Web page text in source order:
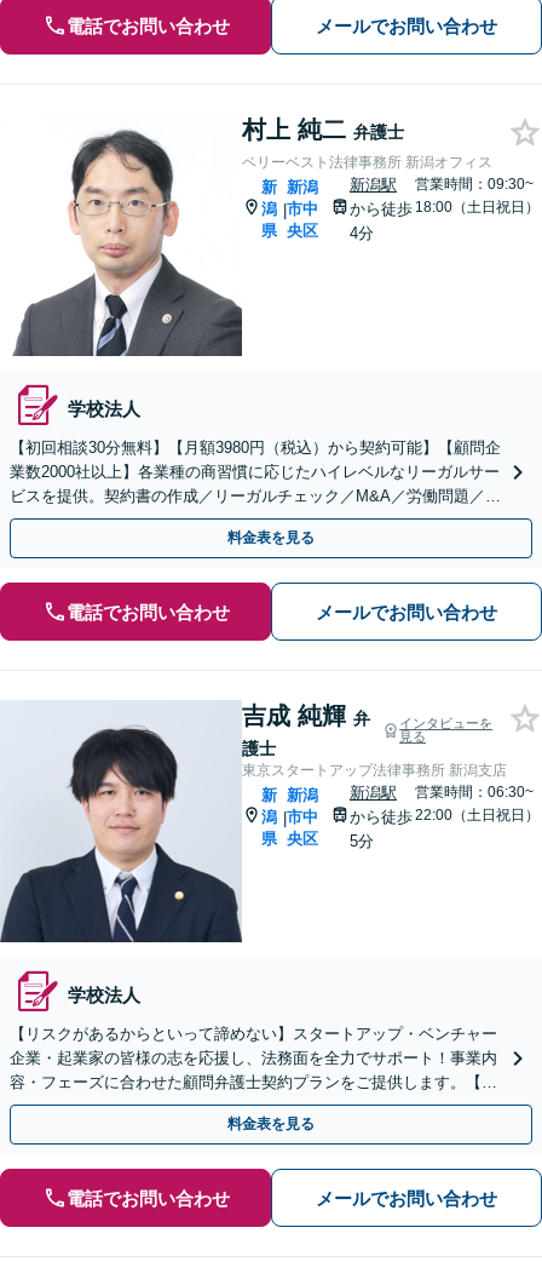
電話でお問い合わせ メールでお問い合わせ
村上 純二 弁護士
ベリーベスト法律事務所 新潟オフィス
新
潟
県
|
新潟
市中
央区
新潟駅
から徒歩
4分
営業時間：09:30~
18:00（土日祝日）
学校法人
【初回相談30分無料】【月額3980円（税込）から契約可能】【顧問企
業数2000社以上】各業種の商習慣に応じたハイレベルなリーガルサー
ビスを提供。契約書の作成／リーガルチェック／M&A／労働問題／知
的財産等、お任せください【他士業連携可能】
料金表を見る
電話でお問い合わせ メールでお問い合わせ
吉成 純輝 弁
護士
インタビューを
見る
東京スタートアップ法律事務所 新潟支店
新
潟
県
|
新潟
市中
央区
新潟駅
から徒歩
5分
営業時間：06:30~
22:00（土日祝日）
学校法人
【リスクがあるからといって諦めない】スタートアップ・ベンチャー
企業・起業家の皆様の志を応援し、法務面を全力でサポート！事業内
容・フェーズに合わせた顧問弁護士契約プランをご提供します。【顧
問契約／企業法務】
料金表を見る
電話でお問い合わせ メールでお問い合わせ